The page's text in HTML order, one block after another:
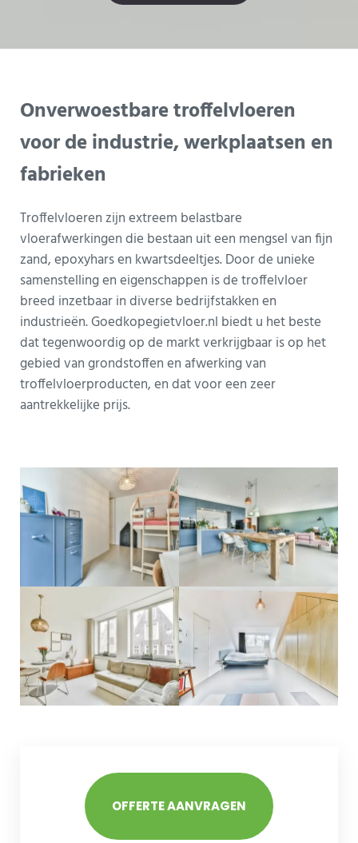
Onverwoestbare troffelvloeren
voor de industrie, werkplaatsen en
fabrieken
Troffelvloeren zijn extreem belastbare
vloerafwerkingen die bestaan uit een mengsel van fijn
zand, epoxyhars en kwartsdeeltjes. Door de unieke
samenstelling en eigenschappen is de troffelvloer
breed inzetbaar in diverse bedrijfstakken en
industrieën. Goedkopegietvloer.nl biedt u het beste
dat tegenwoordig op de markt verkrijgbaar is op het
gebied van grondstoffen en afwerking van
troffelvloerproducten, en dat voor een zeer
aantrekkelijke prijs.
OFFERTE AANVRAGEN